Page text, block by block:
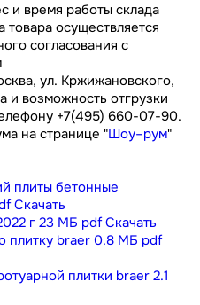
и время работы склада
товара осуществляется
согласования с
ул. Кржижановского,
и возможность отгрузки
+7(495) 660-07-90.
на странице "Шоу–рум"
плиты бетонные
Скачать
г 23 МБ pdf Скачать
плитку braer 0.8 МБ pdf
плитки braer 2.1